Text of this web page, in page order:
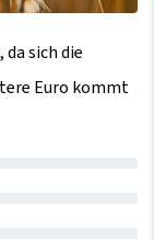
sich die
Euro kommt